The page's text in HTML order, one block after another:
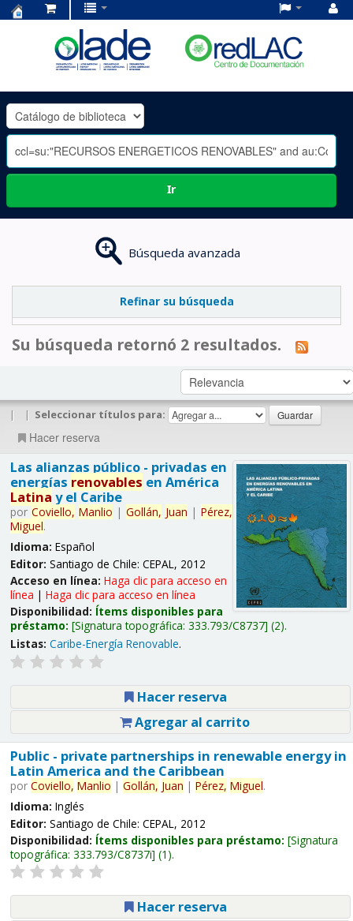
OLADE
-
Ir
Búsqueda avanzada
Refinar su búsqueda
Su búsqueda retornó 2 resultados.
| | Seleccionar títulos para:
Hacer reserva
Las alianzas público - privadas en
energías renovables en América
Latina y el Caribe
por Coviello, Manlio | Gollán, Juan | Pérez,
Miguel.
Idioma: Español
Editor: Santiago de Chile: CEPAL, 2012
Acceso en línea: Haga clic para acceso en
línea | Haga clic para acceso en línea
Disponibilidad: Ítems disponibles para
préstamo: Signatura topográfica: 333.793/C8737 (2).
Listas: Caribe-Energía Renovable.
Hacer reserva
Agregar al carrito
Public - private partnerships in renewable energy in
Latin America and the Caribbean
por Coviello, Manlio | Gollán, Juan | Pérez, Miguel.
Idioma: Inglés
Editor: Santiago de Chile: CEPAL, 2012
Disponibilidad: Ítems disponibles para préstamo: Signatura
topográfica: 333.793/C8737i (1).
Hacer reserva